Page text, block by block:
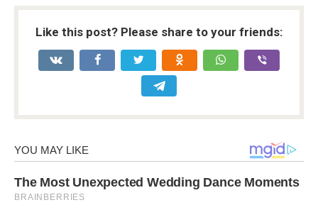
Like this post? Please share to your friends: